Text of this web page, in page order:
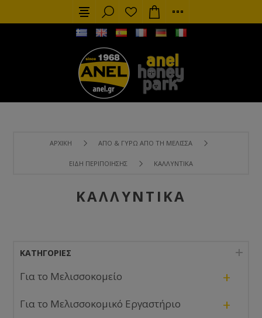
ΑΡΧΙΚΉ ΑΠΌ & ΓΎΡΩ ΑΠΌ ΤΗ ΜΈΛΙΣΣΑ
ΕΊΔΗ ΠΕΡΙΠΟΊΗΣΗΣ ΚΑΛΛΥΝΤΙΚΆ
ΚΑΛΛΥΝΤΙΚΆ
ΚΑΤΗΓΟΡΊΕΣ
Για το Μελισσοκομείο +
Για το Μελισσοκομικό Εργαστήριο +